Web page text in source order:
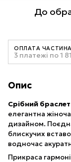
До
ОПЛАТА
3 платежі по 1
Опис
Срібний
елегантна
дизайном.
блискучих
водночас
Прикраса